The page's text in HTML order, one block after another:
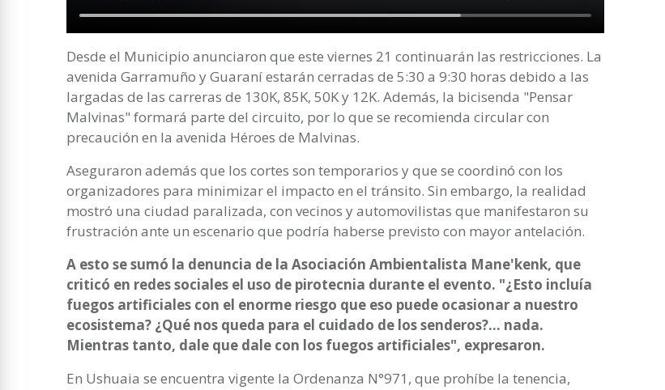
Desde el Municipio anunciaron que este viernes 21 continuarán las restricciones. La
avenida Garramuño y Guaraní estarán cerradas de 5:30 a 9:30 horas debido a las
largadas de las carreras de 130K, 85K, 50K y 12K. Además, la bicisenda "Pensar
Malvinas" formará parte del circuito, por lo que se recomienda circular con
precaución en la avenida Héroes de Malvinas.
Aseguraron además que los cortes son temporarios y que se coordinó con los
organizadores para minimizar el impacto en el tránsito. Sin embargo, la realidad
mostró una ciudad paralizada, con vecinos y automovilistas que manifestaron su
frustración ante un escenario que podría haberse previsto con mayor antelación.
A esto se sumó la denuncia de la Asociación Ambientalista Mane'kenk, que
criticó en redes sociales el uso de pirotecnia durante el evento. "¿Esto incluía
fuegos artificiales con el enorme riesgo que eso puede ocasionar a nuestro
ecosistema? ¿Qué nos queda para el cuidado de los senderos?… nada.
Mientras tanto, dale que dale con los fuegos artificiales", expresaron.
En Ushuaia se encuentra vigente la Ordenanza N°971, que prohíbe la tenencia,